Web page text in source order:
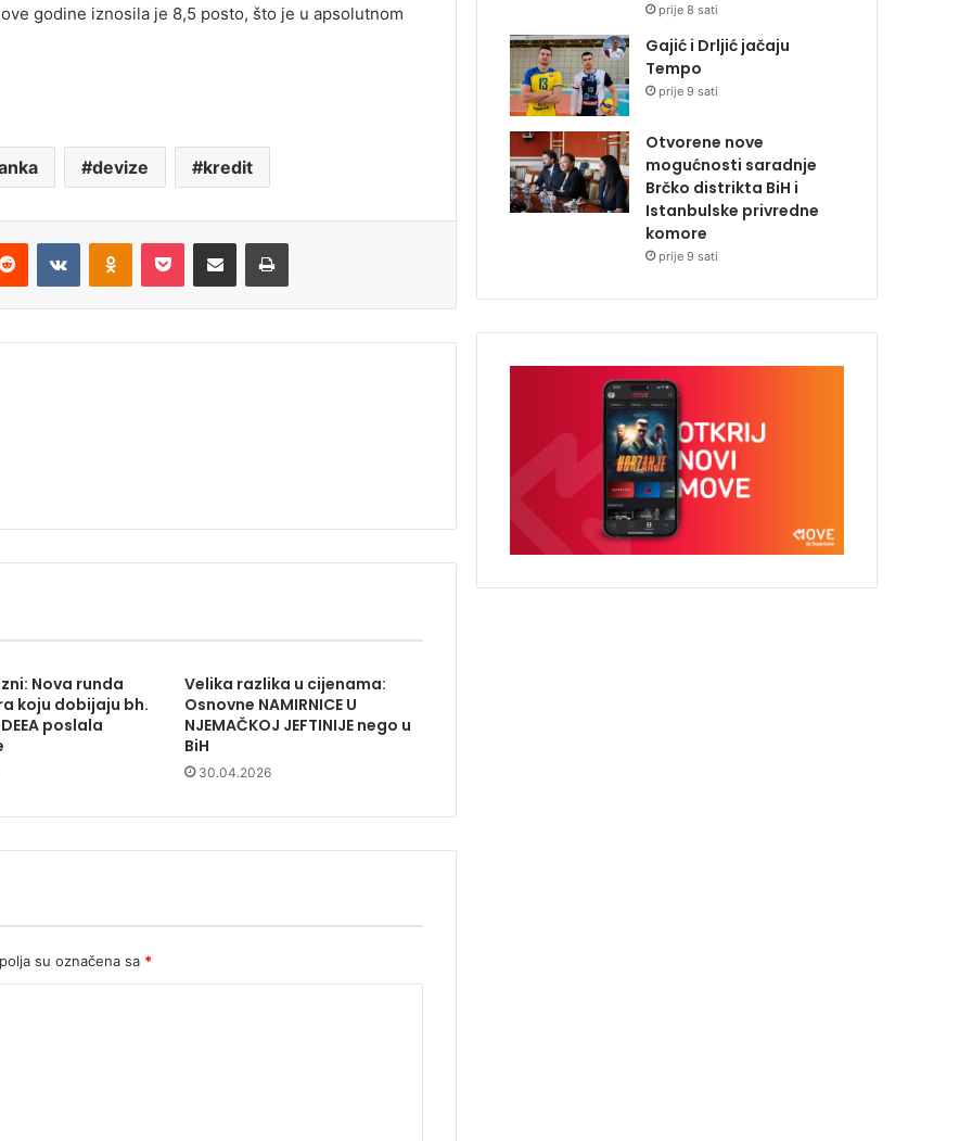
godine iznosila je 8,5 posto, što je u apsolutnom
devize kredit
Nova runda
koju dobijaju bh.
poslala
Velika razlika u cijenama:
Osnovne NAMIRNICE U
NJEMAČKOJ JEFTINIJE nego u
BiH
30.04.2026
su označena sa *
prije 8 sati
Gajić i Drljić jačaju
Tempo
prije 9 sati
Otvorene nove
mogućnosti saradnje
Brčko distrikta BiH i
Istanbulske privredne
komore
prije 9 sati